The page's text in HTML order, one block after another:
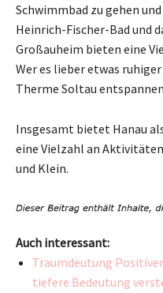
Schwimmbad zu gehen
Heinrich-Fischer-Bad und
Großauheim bieten eine
Wer es lieber etwas
Therme Soltau
Insgesamt bietet Hanau
eine Vielzahl an
und Klein.
Auch interessant:
Traumdeutung
tiefere Bedeutung